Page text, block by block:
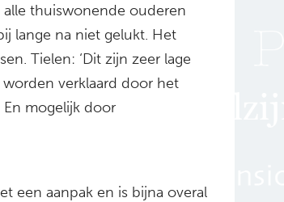
thuiswonende ouderen
lange na niet gelukt. Het
Tielen: ‘Dit zijn zeer lage
verklaard door het
mogelijk door
een aanpak en is bijna overal